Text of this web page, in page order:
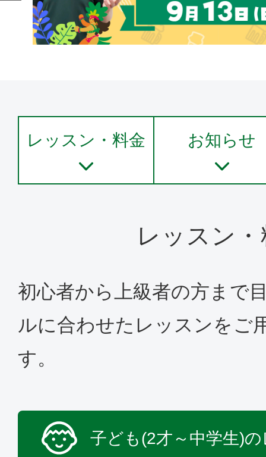
レッスン・料金 お知らせ
レッスン
初心者から上級者の方まで
ルに合わせたレッスンをご
す。
子ども(2才～中学生)